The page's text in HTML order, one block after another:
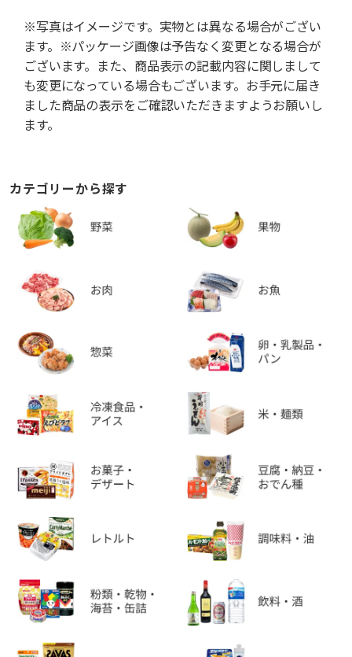
※写真はイメージです。実物とは異なる場合がござい
ます。※パッケージ画像は予告なく変更となる場合が
ございます。また、商品表示の記載内容に関しまして
も変更になっている場合もございます。お手元に届き
ました商品の表示をご確認いただきますようお願いし
ます。
カテゴリーから探す